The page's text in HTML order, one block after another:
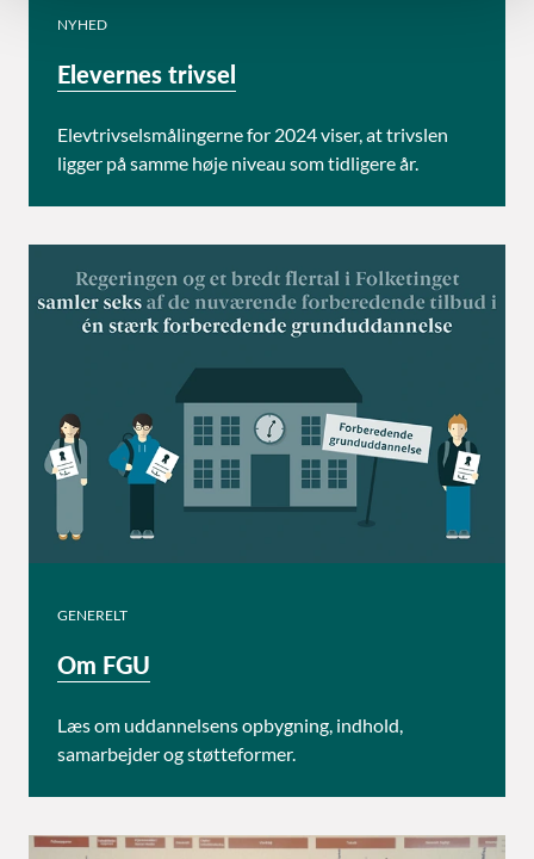
NYHED
Elevernes trivsel
Elevtrivselsmålingerne for 2024 viser, at trivslen
ligger på samme høje niveau som tidligere år.
GENERELT
Om FGU
Læs om uddannelsens opbygning, indhold,
samarbejder og støtteformer.
Uddannelsens opbygning og indhold